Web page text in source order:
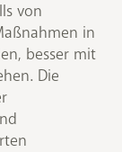
von
in
besser mit
Die